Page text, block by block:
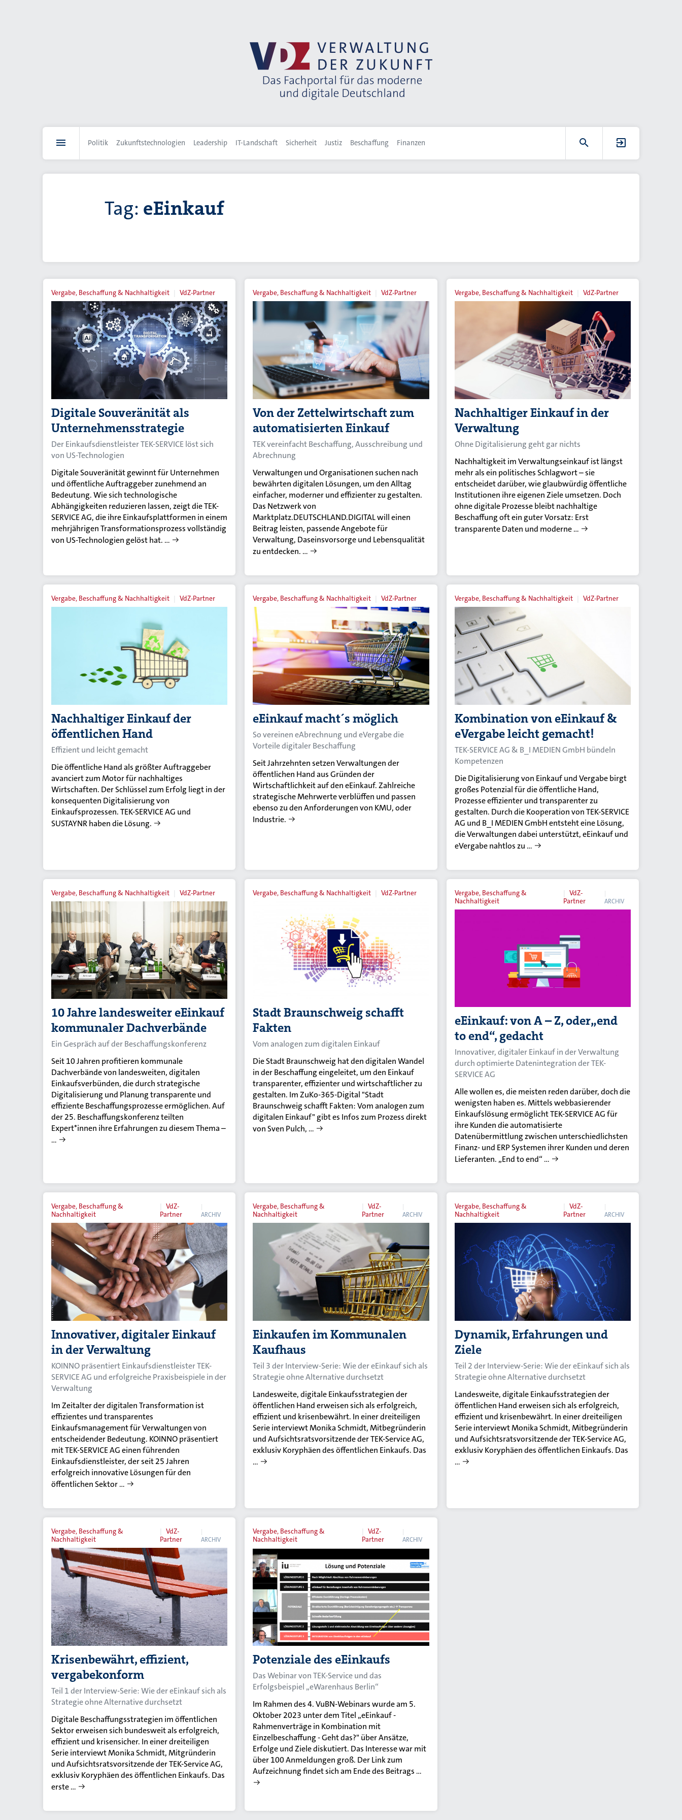
Politik Zukunftstechnologien Leadership IT-Landschaft Sicherheit Justiz Beschaffung Finanzen
Tag: eEinkauf
Vergabe, Beschaffung & Nachhaltigkeit VdZ-Partner
Digitale Souveränität als
Unternehmensstrategie
Der Einkaufsdienstleister TEK-SERVICE löst sich
von US-Technologien
Digitale Souveränität gewinnt für Unternehmen
und öffentliche Auftraggeber zunehmend an
Bedeutung. Wie sich technologische
Abhängigkeiten reduzieren lassen, zeigt die TEK-
SERVICE AG, die ihre Einkaufsplattformen in einem
mehrjährigen Transformationsprozess vollständig
von US-Technologien gelöst hat. …
Vergabe, Beschaffung & Nachhaltigkeit VdZ-Partner
Von der Zettelwirtschaft zum
automatisierten Einkauf
TEK vereinfacht Beschaffung, Ausschreibung und
Abrechnung
Verwaltungen und Organisationen suchen nach
bewährten digitalen Lösungen, um den Alltag
einfacher, moderner und effizienter zu gestalten.
Das Netzwerk von
Marktplatz.DEUTSCHLAND.DIGITAL will einen
Beitrag leisten, passende Angebote für
Verwaltung, Daseinsvorsorge und Lebensqualität
zu entdecken. …
Vergabe, Beschaffung & Nachhaltigkeit VdZ-Partner
Nachhaltiger Einkauf in der
Verwaltung
Ohne Digitalisierung geht gar nichts
Nachhaltigkeit im Verwaltungseinkauf ist längst
mehr als ein politisches Schlagwort – sie
entscheidet darüber, wie glaubwürdig öffentliche
Institutionen ihre eigenen Ziele umsetzen. Doch
ohne digitale Prozesse bleibt nachhaltige
Beschaffung oft ein guter Vorsatz: Erst
transparente Daten und moderne …
Vergabe, Beschaffung & Nachhaltigkeit VdZ-Partner
Nachhaltiger Einkauf der
öffentlichen Hand
Effizient und leicht gemacht
Die öffentliche Hand als größter Auftraggeber
avanciert zum Motor für nachhaltiges
Wirtschaften. Der Schlüssel zum Erfolg liegt in der
konsequenten Digitalisierung von
Einkaufsprozessen. TEK-SERVICE AG und
SUSTAYNR haben die Lösung.
Vergabe, Beschaffung & Nachhaltigkeit VdZ-Partner
eEinkauf macht´s möglich
So vereinen eAbrechnung und eVergabe die
Vorteile digitaler Beschaffung
Seit Jahrzehnten setzen Verwaltungen der
öffentlichen Hand aus Gründen der
Wirtschaftlichkeit auf den eEinkauf. Zahlreiche
strategische Mehrwerte verblüffen und passen
ebenso zu den Anforderungen von KMU, oder
Industrie.
Vergabe, Beschaffung & Nachhaltigkeit VdZ-Partner
Kombination von eEinkauf &
eVergabe leicht gemacht!
TEK-SERVICE AG & B_I MEDIEN GmbH bündeln
Kompetenzen
Die Digitalisierung von Einkauf und Vergabe birgt
großes Potenzial für die öffentliche Hand,
Prozesse effizienter und transparenter zu
gestalten. Durch die Kooperation von TEK-SERVICE
AG und B_I MEDIEN GmbH entsteht eine Lösung,
die Verwaltungen dabei unterstützt, eEinkauf und
eVergabe nahtlos zu …
Vergabe, Beschaffung & Nachhaltigkeit VdZ-Partner
10 Jahre landesweiter eEinkauf
kommunaler Dachverbände
Ein Gespräch auf der Beschaffungskonferenz
Seit 10 Jahren profitieren kommunale
Dachverbände von landesweiten, digitalen
Einkaufsverbünden, die durch strategische
Digitalisierung und Planung transparente und
effiziente Beschaffungsprozesse ermöglichen. Auf
der 25. Beschaffungskonferenz teilten
Expert*innen ihre Erfahrungen zu diesem Thema –
…
Vergabe, Beschaffung & Nachhaltigkeit VdZ-Partner
Stadt Braunschweig schafft
Fakten
Vom analogen zum digitalen Einkauf
Die Stadt Braunschweig hat den digitalen Wandel
in der Beschaffung eingeleitet, um den Einkauf
transparenter, effizienter und wirtschaftlicher zu
gestalten. Im ZuKo-365-Digital "Stadt
Braunschweig schafft Fakten: Vom analogen zum
digitalen Einkauf" gibt es Infos zum Prozess direkt
von Sven Pulch, …
Vergabe, Beschaffung &
Nachhaltigkeit
VdZ-
Partner
ARCHIV
eEinkauf: von A – Z, oder„end
to end“, gedacht
Innovativer, digitaler Einkauf in der Verwaltung
durch optimierte Datenintegration der TEK-
SERVICE AG
Alle wollen es, die meisten reden darüber, doch die
wenigsten haben es. Mittels webbasierender
Einkaufslösung ermöglicht TEK-SERVICE AG für
ihre Kunden die automatisierte
Datenübermittlung zwischen unterschiedlichsten
Finanz- und ERP Systemen ihrer Kunden und deren
Lieferanten. „End to end“ …
Vergabe, Beschaffung &
Nachhaltigkeit
VdZ-
Partner
ARCHIV
Innovativer, digitaler Einkauf
in der Verwaltung
KOINNO präsentiert Einkaufsdienstleister TEK-
SERVICE AG und erfolgreiche Praxisbeispiele in der
Verwaltung
Im Zeitalter der digitalen Transformation ist
effizientes und transparentes
Einkaufsmanagement für Verwaltungen von
entscheidender Bedeutung. KOINNO präsentiert
mit TEK-SERVICE AG einen führenden
Einkaufsdienstleister, der seit 25 Jahren
erfolgreich innovative Lösungen für den
öffentlichen Sektor …
Vergabe, Beschaffung &
Nachhaltigkeit
VdZ-
Partner
ARCHIV
Einkaufen im Kommunalen
Kaufhaus
Teil 3 der Interview-Serie: Wie der eEinkauf sich als
Strategie ohne Alternative durchsetzt
Landesweite, digitale Einkaufsstrategien der
öffentlichen Hand erweisen sich als erfolgreich,
effizient und krisenbewährt. In einer dreiteiligen
Serie interviewt Monika Schmidt, Mitbegründerin
und Aufsichtsratsvorsitzende der TEK-Service AG,
exklusiv Koryphäen des öffentlichen Einkaufs. Das
…
Vergabe, Beschaffung &
Nachhaltigkeit
VdZ-
Partner
ARCHIV
Dynamik, Erfahrungen und
Ziele
Teil 2 der Interview-Serie: Wie der eEinkauf sich als
Strategie ohne Alternative durchsetzt
Landesweite, digitale Einkaufsstrategien der
öffentlichen Hand erweisen sich als erfolgreich,
effizient und krisenbewährt. In einer dreiteiligen
Serie interviewt Monika Schmidt, Mitbegründerin
und Aufsichtsratsvorsitzende der TEK-Service AG,
exklusiv Koryphäen des öffentlichen Einkaufs. Das
…
Vergabe, Beschaffung &
Nachhaltigkeit
VdZ-
Partner
ARCHIV
Krisenbewährt, effizient,
vergabekonform
Teil 1 der Interview-Serie: Wie der eEinkauf sich als
Strategie ohne Alternative durchsetzt
Digitale Beschaffungsstrategien im öffentlichen
Sektor erweisen sich bundesweit als erfolgreich,
effizient und krisensicher. In einer dreiteiligen
Serie interviewt Monika Schmidt, Mitgründerin
und Aufsichtsratsvorsitzende der TEK-Service AG,
exklusiv Koryphäen des öffentlichen Einkaufs. Das
erste …
Vergabe, Beschaffung &
Nachhaltigkeit
VdZ-
Partner
ARCHIV
Potenziale des eEinkaufs
Das Webinar von TEK-Service und das
Erfolgsbeispiel „eWarenhaus Berlin“
Im Rahmen des 4. VuBN-Webinars wurde am 5.
Oktober 2023 unter dem Titel „eEinkauf -
Rahmenverträge in Kombination mit
Einzelbeschaffung - Geht das?" über Ansätze,
Erfolge und Ziele diskutiert. Das Interesse war mit
über 100 Anmeldungen groß. Der Link zum
Aufzeichnung findet sich am Ende des Beitrags …